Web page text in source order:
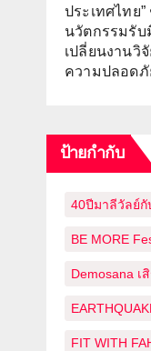
ประเทศไทย
นวัตกรรมรั
เปลี่ยนงานวิ
ความปลอด
ป้ายกำกับ
40ปีมาลีวัลย์กั
BE MORE
Demosana เ
FIT WITH